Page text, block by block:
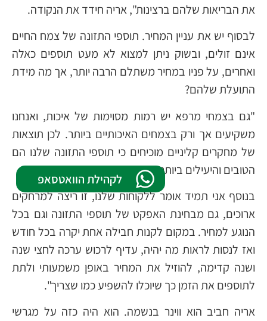
את הבריאות שלהם ברצינות", אריה חידד את הנקודה.
לבסוף יש את עניין המחיר. תוספי התזונה של צמח החיים
אינם זולים, ובשוק ניתן למצוא לא מעט תוספים כאלה
ואחרים, על פניו במחיר משתלם הרבה יותר, אך מה מידת
התועלת שלהם?
"גם בצמחי מרפא יש רמות מסוימות של איכות, ואנחנו
משקיעים אך ורק בצמחים האיכותיים ביותר. לכן תוצאות
של מחקרים קליניים מוכיחים כי תוספי התזונה שלנו הם
הטובים והיעילים ביותר.
בנוסף אני תמיד אומר ללקוחות שלנו, זו ריצה למרחקים
ארוכים, גם מבחינת האפקט של תוספי התזונה וגם בכל
הנוגע למחיר. במקום לקנות חבילה אחת יקרה בכל חודש
ואז לנסות לראות מה יהיה, עדיף לרכוש ערכה לחצי שנה
ושנה קדימה, להוזיל את המחיר באופן משמעותי ולתת
לתוספים את הזמן כך שיוכלו להשפיע כמו שצריך".
אריה חביב הוא ווינר בנשמה. הוא היה כזה על מגרשי
לקהילת הוואטסאפ